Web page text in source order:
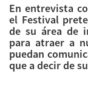
En entrevista
el Festival
de su área de
para atraer a
puedan
que a decir de